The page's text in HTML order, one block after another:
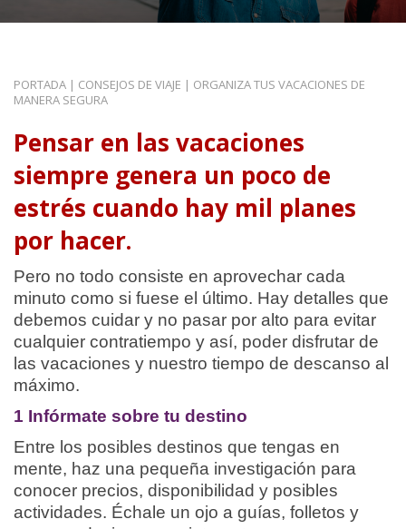
PORTADA | CONSEJOS DE VIAJE | ORGANIZA TUS VACACIONES DE
MANERA SEGURA
Pensar en las vacaciones
siempre genera un poco de
estrés cuando hay mil planes
por hacer.
Pero no todo consiste en aprovechar cada
minuto como si fuese el último. Hay detalles que
debemos cuidar y no pasar por alto para evitar
cualquier contratiempo y así, poder disfrutar de
las vacaciones y nuestro tiempo de descanso al
máximo.
1 Infórmate sobre tu destino
Entre los posibles destinos que tengas en
mente, haz una pequeña investigación para
conocer precios, disponibilidad y posibles
actividades. Échale un ojo a guías, folletos y